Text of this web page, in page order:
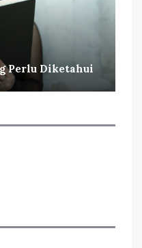
Perlu Diketahui